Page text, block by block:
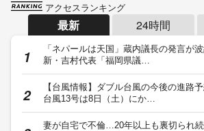
アクセスランキング
最新 24時間
「ネパールは天国」蔵内議長の発言が
新・吉村代表「福岡県議…
【台風情報】ダブル台風の今後の進路
台風13号は8日（土）にか…
妻が自宅で不倫…20年以上も裏切られ